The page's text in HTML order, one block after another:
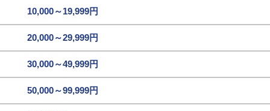
10,000～19,999円
20,000～29,999円
30,000～49,999円
50,000～99,999円